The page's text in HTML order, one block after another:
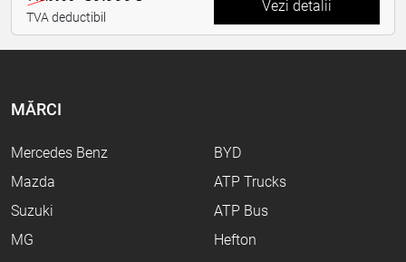
TVA deductibil
Vezi detalii
MĂRCI
Mercedes Benz
Mazda
Suzuki
MG
BYD
ATP Trucks
ATP Bus
Hefton